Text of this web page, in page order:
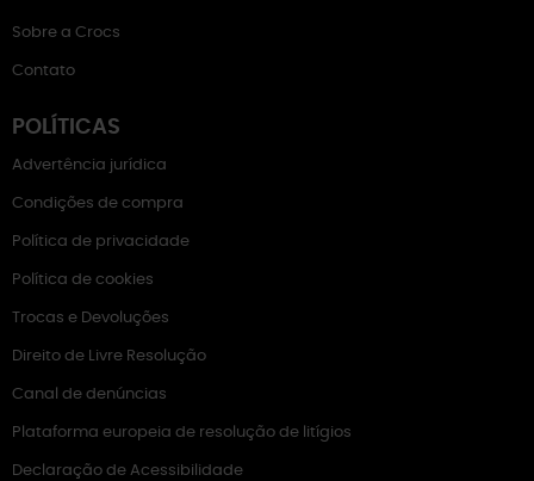
Sobre a Crocs
Contato
POLÍTICAS
Advertência jurídica
Condições de compra
Política de privacidade
Política de cookies
Trocas e Devoluções
Direito de Livre Resolução
Canal de denúncias
Plataforma europeia de resolução de litígios
Declaração de Acessibilidade